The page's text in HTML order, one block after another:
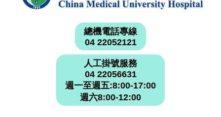
總機電話專線
04 22052121
人工掛號服務
04 22056631
週一至週五:8:00-17:00
週六8:00-12:00